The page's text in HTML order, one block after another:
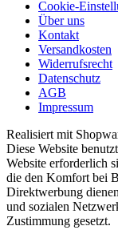
Cookie-
Über uns
Kontakt
Versandkosten
Widerrufsrecht
Datenschutz
AGB
Impressum
Realisiert mit
Diese Website
Website erforderlich
die den Komfort bei
Direktwerbung
und sozialen
Zustimmung gesetzt.